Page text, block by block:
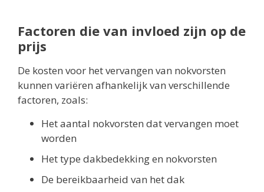
Factoren die van invloed zijn op de
prijs
De kosten voor het vervangen van nokvorsten
kunnen variëren afhankelijk van verschillende
factoren, zoals:
Het aantal nokvorsten dat vervangen moet
worden
Het type dakbedekking en nokvorsten
De bereikbaarheid van het dak